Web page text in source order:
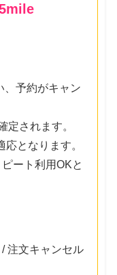
mile
、予約がキャン
定されます。
となります。
ート利用OKと
注文キャンセル